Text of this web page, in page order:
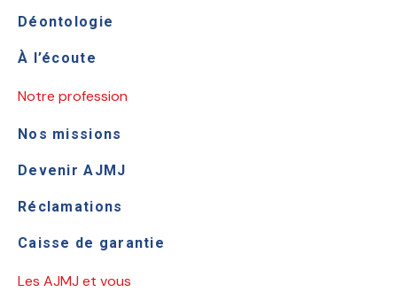
Déontologie
À l’écoute
Notre profession
Nos missions
Devenir AJMJ
Réclamations
Caisse de garantie
Les AJMJ et vous